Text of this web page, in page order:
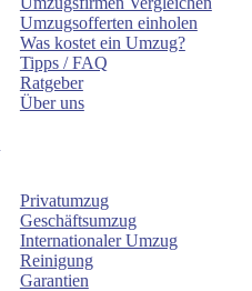
Umzugsofferten einholen
Was kostet ein Umzug?
Tipps / FAQ
Ratgeber
Über uns
Privatumzug
Geschäftsumzug
Internationaler Umzug
Reinigung
Garantien